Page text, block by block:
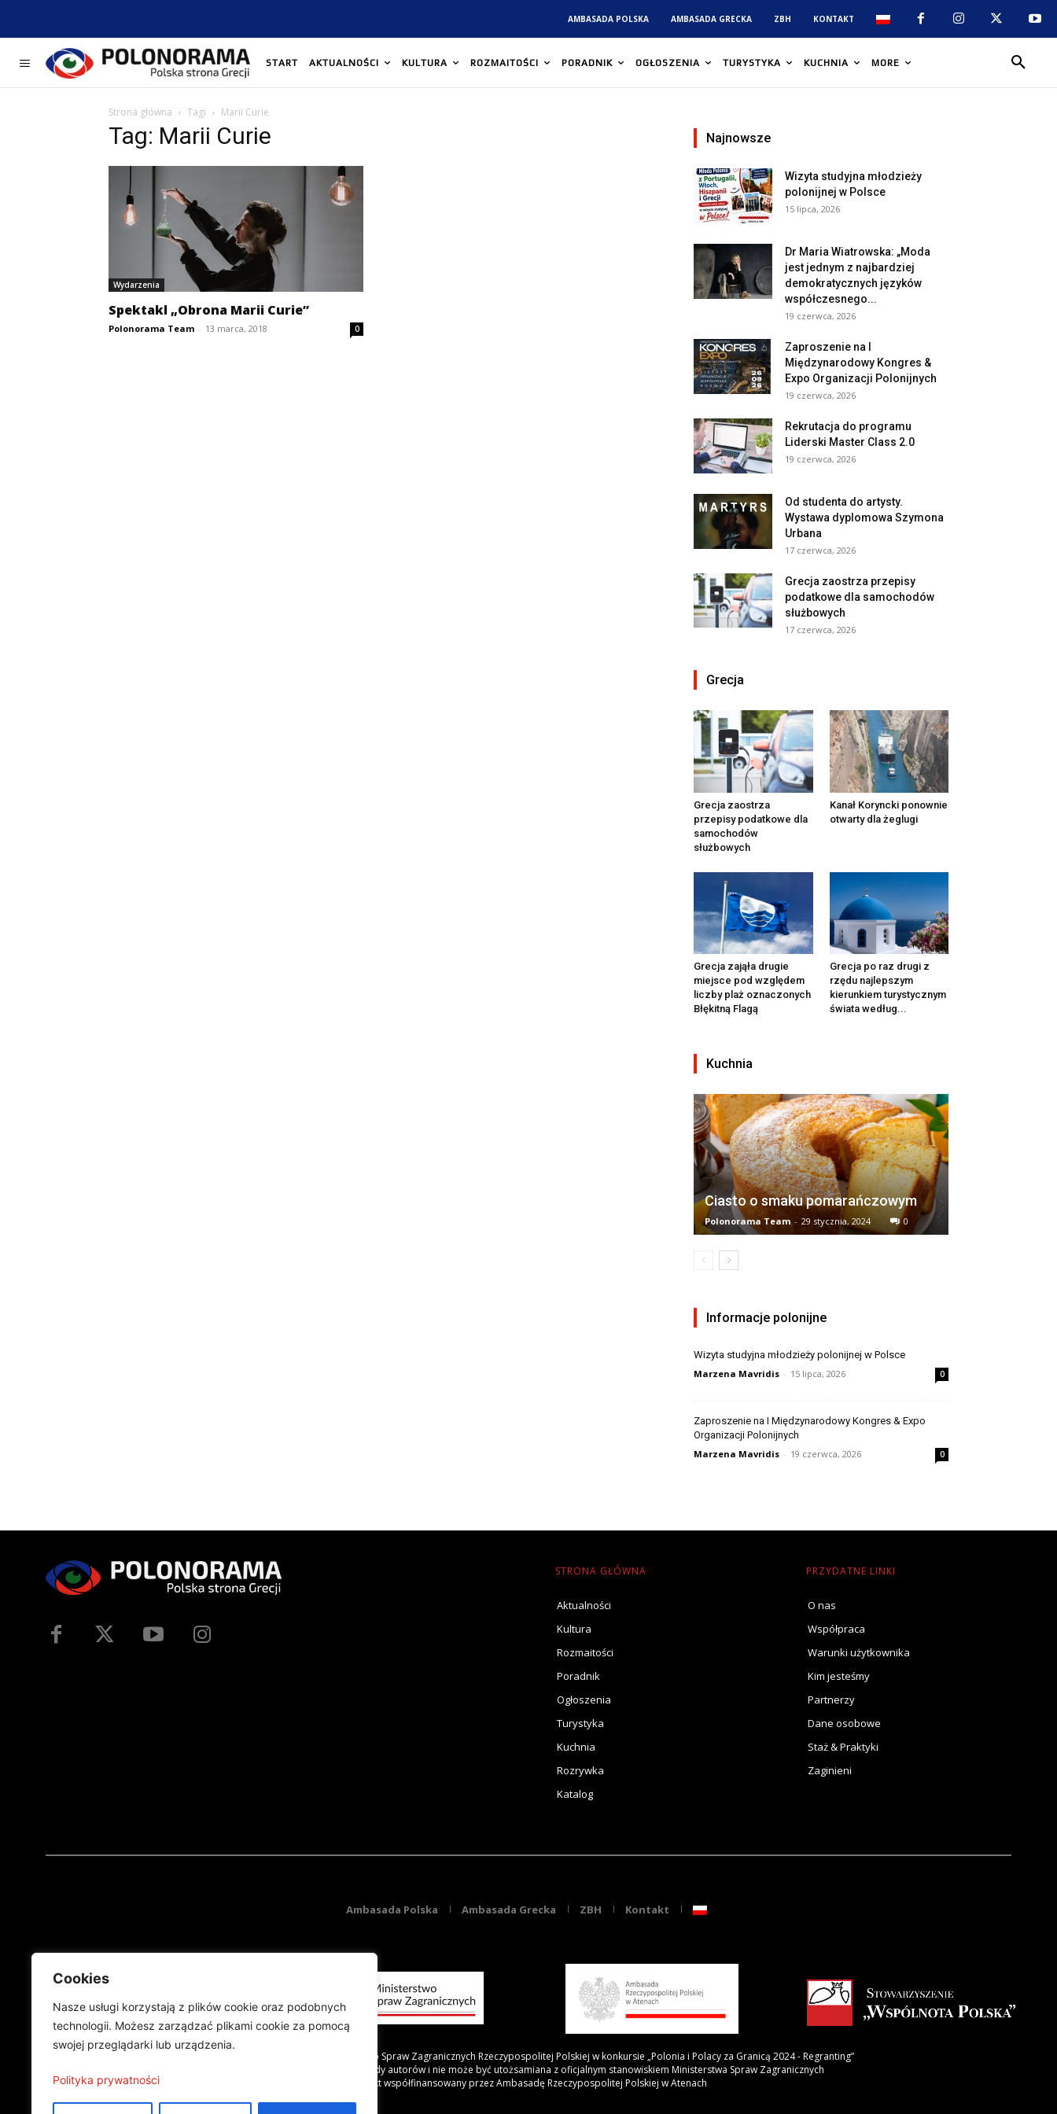
Cookies
Nasze usługi korzystają z plików cookie oraz podobnych
technologii. Możesz zarządzać plikami cookie za pomocą
swojej przeglądarki lub urządzenia.
Polityka prywatności
AMBASADA POLSKA AMBASADA GRECKA ZBH KONTAKT
START AKTUALNOŚCI KULTURA ROZMAITOŚCI PORADNIK OGŁOSZENIA TURYSTYKA KUCHNIA MORE
Strona główna Tagi Marii Curie
Tag: Marii Curie
Wydarzenia
Spektakl „Obrona Marii Curie”
Polonorama Team - 13 marca, 2018 0
Najnowsze
Wizyta studyjna młodzieży
polonijnej w Polsce
15 lipca, 2026
Dr Maria Wiatrowska: „Moda
jest jednym z najbardziej
demokratycznych języków
współczesnego...
19 czerwca, 2026
Zaproszenie na I
Międzynarodowy Kongres &
Expo Organizacji Polonijnych
19 czerwca, 2026
Rekrutacja do programu
Liderski Master Class 2.0
19 czerwca, 2026
Od studenta do artysty.
Wystawa dyplomowa Szymona
Urbana
17 czerwca, 2026
Grecja zaostrza przepisy
podatkowe dla samochodów
służbowych
17 czerwca, 2026
Grecja
Grecja zaostrza
przepisy podatkowe dla
samochodów
służbowych
Kanał Koryncki ponownie
otwarty dla żeglugi
Grecja zająła drugie
miejsce pod względem
liczby plaż oznaczonych
Błękitną Flagą
Grecja po raz drugi z
rzędu najlepszym
kierunkiem turystycznym
świata według...
Kuchnia
Ciasto o smaku pomarańczowym
Polonorama Team - 29 stycznia, 2024 0
Informacje polonijne
Wizyta studyjna młodzieży polonijnej w Polsce
Marzena Mavridis - 15 lipca, 2026 0
Zaproszenie na I Międzynarodowy Kongres & Expo
Organizacji Polonijnych
Marzena Mavridis - 19 czerwca, 2026 0
STRONA GŁÓWNA
Aktualności
Kultura
Rozmaitości
Poradnik
Ogłoszenia
Turystyka
Kuchnia
Rozrywka
Katalog
PRZYDATNE LINKI
O nas
Współpraca
Warunki użytkownika
Kim jesteśmy
Partnerzy
Dane osobowe
Staż & Praktyki
Zaginieni
Ambasada Polska Ambasada Grecka ZBH Kontakt
Projekt finansowany przez Ministerstwo Spraw Zagranicznych Rzeczypospolitej Polskiej w konkursie „Polonia i Polacy za Granicą 2024 - Regranting”
Publikacja wyraża jedynie poglądy autorów i nie może być utożsamiana z oficjalnym stanowiskiem Ministerstwa Spraw Zagranicznych
Projekt współfinansowany przez Ambasadę Rzeczypospolitej Polskiej w Atenach